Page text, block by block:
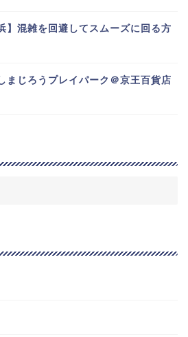
】混雑を回避してスムーズに回る方
まじろうプレイパーク＠京王百貨店